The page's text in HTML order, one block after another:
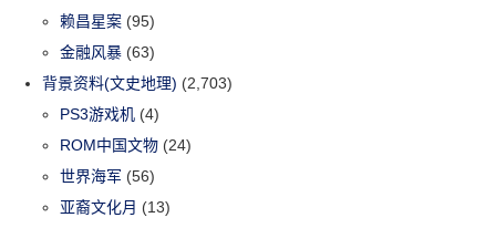
赖昌星案 (95)
金融风暴 (63)
背景资料(文史地理) (2,703)
PS3游戏机 (4)
ROM中国文物 (24)
世界海军 (56)
亚裔文化月 (13)